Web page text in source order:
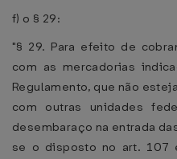
f) o § 29:
"§ 29. Para efeito de
com as mercadorias
Regulamento, que não
com outras unidades
desembaraço na entrada
se o disposto no art. 107